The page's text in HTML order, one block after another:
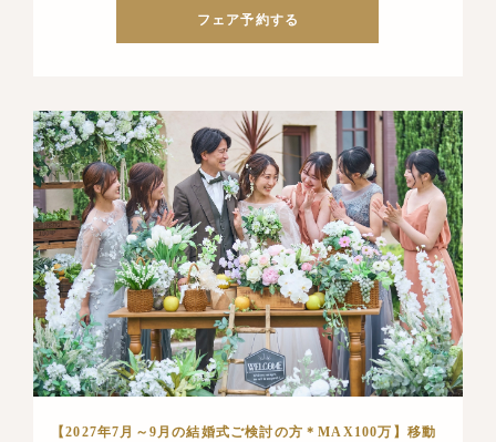
フェア予約する
【2027年7月～9月の結婚式ご検討の方＊MAX100万】移動